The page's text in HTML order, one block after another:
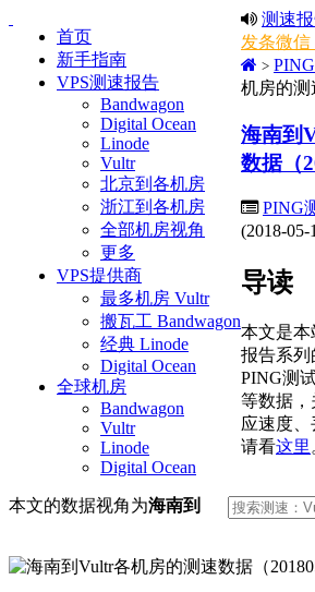
首页
新手指南
VPS测速报告
Bandwagon
Digital Ocean
Linode
Vultr
北京到各机房
浙江到各机房
全部机房视角
更多
VPS提供商
最多机房 Vultr
搬瓦工 Bandwagon
经典 Linode
Digital Ocean
全球机房
Bandwagon
Vultr
Linode
Digital Ocean
测速
发条微
>
机房的测
海南到
数据（
PING
(2018-05-
导读
本文是本
报告系列
PING测
等数据，
应速度、
请看这里
本文的数据视角为海南到